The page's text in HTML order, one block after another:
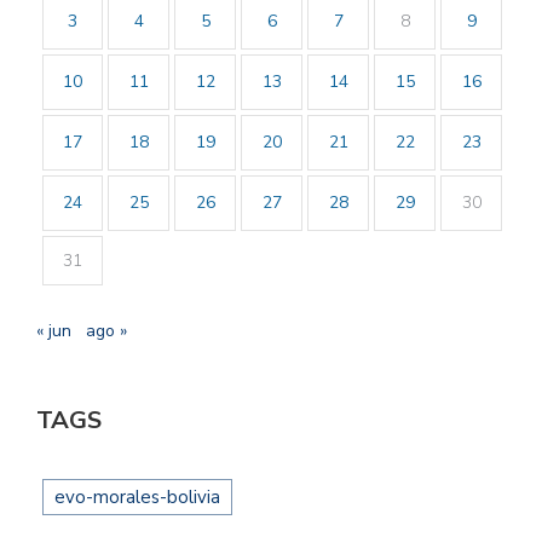
3 4 5 6 7 8 9
10 11 12 13 14 15 16
17 18 19 20 21 22 23
24 25 26 27 28 29 30
31
« jun ago »
TAGS
evo-morales-bolivia